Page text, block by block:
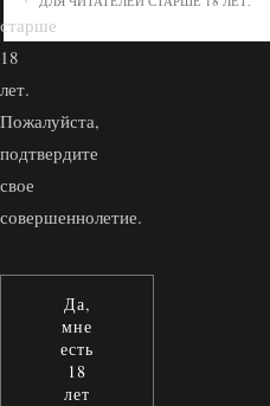
старше
18
лет.
Пожалуйста,
подтвердите
свое
совершеннолетие.
Да,
мне
есть
18
лет